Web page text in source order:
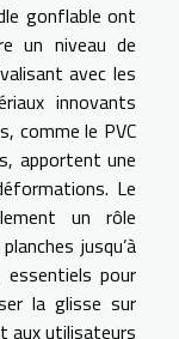
gonflable ont
un niveau de
avec les
innovants
comme le PVC
apportent une
Le
un rôle
jusqu’à
essentiels pour
la glisse sur
aux utilisateurs